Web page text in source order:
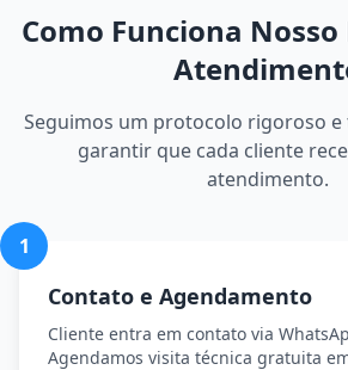
Como Funciona Nosso
Seguimos um protocolo rigoroso
garantir que cada cliente
atendimento.
1
Contato e Agendamento
Cliente entra em contato via
Agendamos visita técnica gratuita